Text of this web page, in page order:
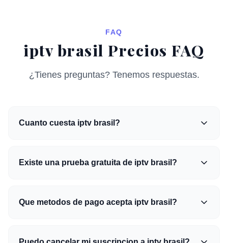
FAQ
iptv brasil Precios FAQ
¿Tienes preguntas? Tenemos respuestas.
Cuanto cuesta iptv brasil?
Existe una prueba gratuita de iptv brasil?
Que metodos de pago acepta iptv brasil?